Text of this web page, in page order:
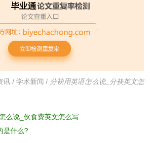
讯/ 学术新闻 / 分袂用英语怎么说_分袂英文怎
么说_伙食费英文怎么写
是什么?